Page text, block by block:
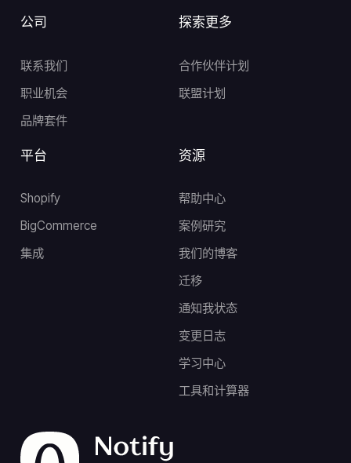
公司
联系我们
职业机会
品牌套件
资源
帮助中心
案例研究
我们的博客
迁移
通知我状态
变更日志
学习中心
工具和计算器
探索更多
合作伙伴计划
联盟计划
平台
Shopify
BigCommerce
集成